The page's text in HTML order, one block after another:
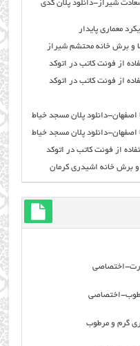
شیراز-دانلود پلان کدی
معماری پایدار
و برش خانه محتشم شیراز
از فونت کاتب در اتوکد
از فونت کاتب در اتوکد
اصفهان-دانلود پلان مسجد خیاط
اصفهان-دانلود پلان مسجد خیاط
از فونت کاتب در اتوکد
و برش خانه اشیدری کرمان
اختصاصی
اختصاصی
گرم و مرطوب